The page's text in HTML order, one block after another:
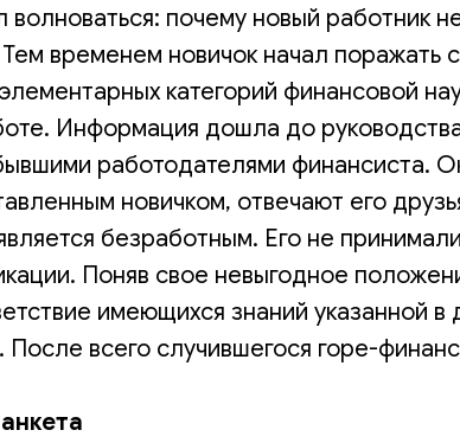
волноваться: почему новый работник
временем новичок начал поражать
категорий финансовой
Информация дошла до
работодателями финансиста.
новичком, отвечают его
безработным. Его не
Поняв свое невыгодное
имеющихся знаний указанной в
После всего случившегося горе-